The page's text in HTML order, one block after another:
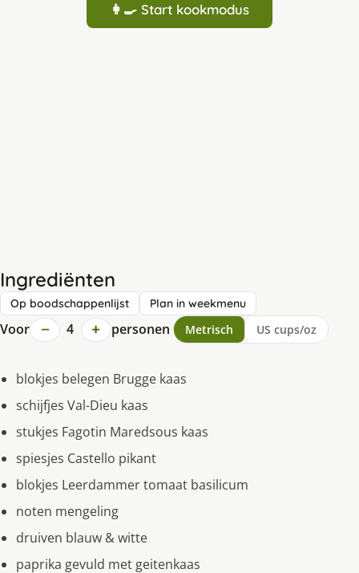
👩‍🍳 Start kookmodus
Ingrediënten
Op boodschappenlijst Plan in weekmenu
Voor − 4 + personen Metrisch US cups/oz
blokjes belegen Brugge kaas
schijfjes Val-Dieu kaas
stukjes Fagotin Maredsous kaas
spiesjes Castello pikant
blokjes Leerdammer tomaat basilicum
noten mengeling
druiven blauw & witte
paprika gevuld met geitenkaas